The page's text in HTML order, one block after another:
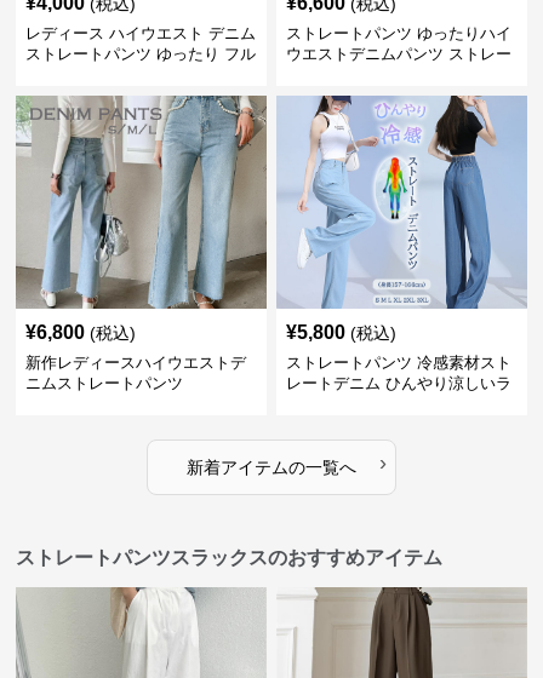
レディース ハイウエスト デニム
ストレートパンツ ゆったり フル
ストレートパンツ ゆったりハイ
ウエストデニムパンツ ストレー
¥6,800 (税込)
新作レディースハイウエストデ
ニムストレートパンツ
¥5,800 (税込)
ストレートパンツ 冷感素材スト
レートデニム ひんやり涼しいラ
新着アイテムの一覧へ ›
ストレートパンツスラックスのおすすめアイテム